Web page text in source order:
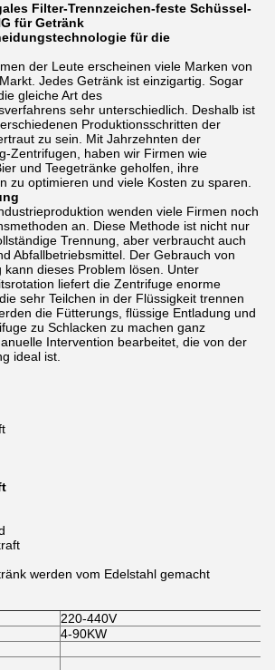
Filter-Trennzeichen-feste Schüssel-
für Getränk
für die
der Leute erscheinen viele Marken von
Jedes Getränk ist einzigartig. Sogar
gleiche Art des
sehr unterschiedlich. Deshalb ist
Produktionsschritten der
zu sein. Mit Jahrzehnten der
Zentrifugen, haben wir Firmen wie
und Teegetränke geholfen, ihre
zu optimieren und viele Kosten zu sparen.
wenden viele Firmen noch
an. Diese Methode ist nicht nur
Trennung, aber verbraucht auch
Abfallbetriebsmittel. Der Gebrauch von
dieses Problem lösen. Unter
liefert die Zentrifuge enorme
sehr Teilchen in der Flüssigkeit trennen
die Fütterungs, flüssige Entladung und
zu Schlacken zu machen ganz
Intervention bearbeitet, die von der
ideal ist.
werden vom Edelstahl gemacht
220-440V
4-90KW